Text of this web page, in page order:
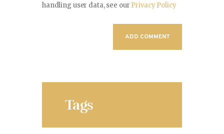
handling user data, see our Privacy Policy
Tags